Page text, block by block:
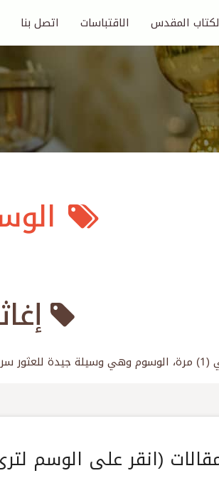
اتصل بنا الاقتباسات المقدس
ككل
(انقر على الوسم